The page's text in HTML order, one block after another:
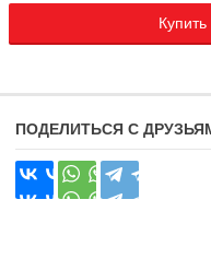
Купить
ПОДЕЛИТЬСЯ С